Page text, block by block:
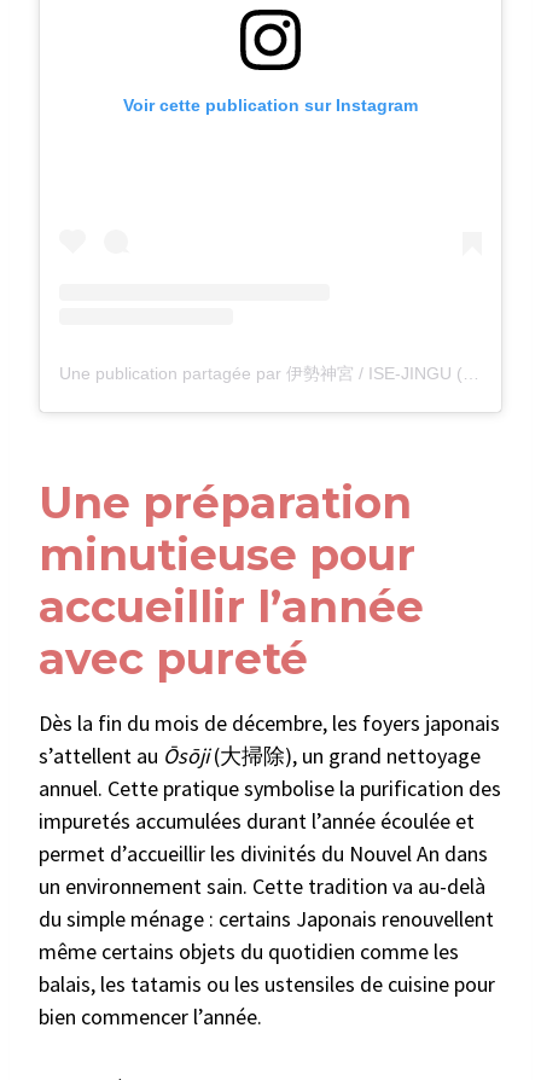
Voir cette publication sur Instagram
Une préparation
minutieuse pour
accueillir l’année
avec pureté
Dès la fin du mois de décembre, les foyers japonais
s’attellent au Ōsōji(大掃除), un grand nettoyage
annuel. Cette pratique symbolise la purification des
impuretés accumulées durant l’année écoulée et
permet d’accueillir les divinités du Nouvel An dans
un environnement sain. Cette tradition va au-delà
du simple ménage : certains Japonais renouvellent
même certains objets du quotidien comme les
balais, les tatamis ou les ustensiles de cuisine pour
bien commencer l’année.